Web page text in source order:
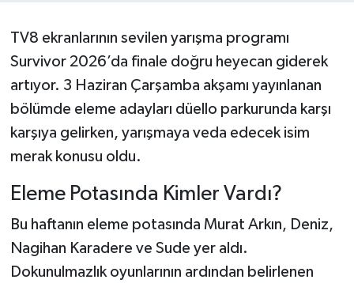
TV8 ekranlarının sevilen yarışma programı
Survivor 2026’da finale doğru heyecan giderek
artıyor. 3 Haziran Çarşamba akşamı yayınlanan
bölümde eleme adayları düello parkurunda karşı
karşıya gelirken, yarışmaya veda edecek isim
merak konusu oldu.
Eleme Potasında Kimler Vardı?
Bu haftanın eleme potasında Murat Arkın, Deniz,
Nagihan Karadere ve Sude yer aldı.
Dokunulmazlık oyunlarının ardından belirlenen
Hanönü Haberleri
İhsangazi Haberleri
İnebolu Haberleri
Pınarbaşı Haberleri